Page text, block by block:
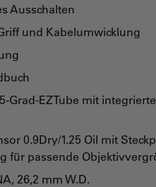
Ausschalten
und Kabelumwicklung
Grad-EZTube mit
0.9Dry/1.25 Oil mit
für passende
26,2 mm W.D.